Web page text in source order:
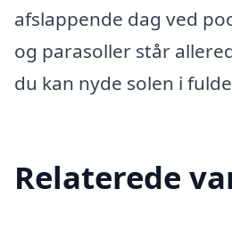
afslappende dag ved
og parasoller står
du kan nyde solen i
Relaterede